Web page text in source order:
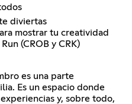
diviertas
mostrar tu creatividad
(CROB y CRK)
es una parte
Es un espacio donde
y, sobre todo,